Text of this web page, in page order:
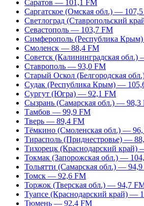
Саратов — 101,1 FM
Саргатское (Омская обл.) —
Светлоград (Ставропольский
Севастополь — 103,7 FM
Симферополь (Республика
Смоленск — 88,4 FM
Советск (Калининградская обл.)
Ставрополь — 93,0 FM
Старый Оскол (Белгородская
Судак (Республика Крым) —
Сургут (Югра) — 92,1 FM
Сызрань (Самарская обл.) — 98,3
Тамбов — 99,9 FM
Тверь — 89,4 FM
Тёмкино (Смоленская обл.) —
Тирасполь (Приднестровье) —
Тихорецк (Краснодарский край)
Токмак (Запорожская обл.) —
Тольятти (Самарская обл.) —
Томск — 92,6 FM
Торжок (Тверская обл.) — 94,7
Туапсе (Краснодарский край) —
Тюмень — 92,4 FM